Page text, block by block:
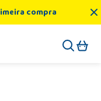
compra